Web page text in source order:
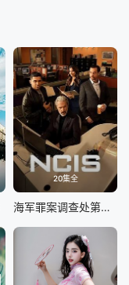
20集全
海军罪案调查处第二十三季